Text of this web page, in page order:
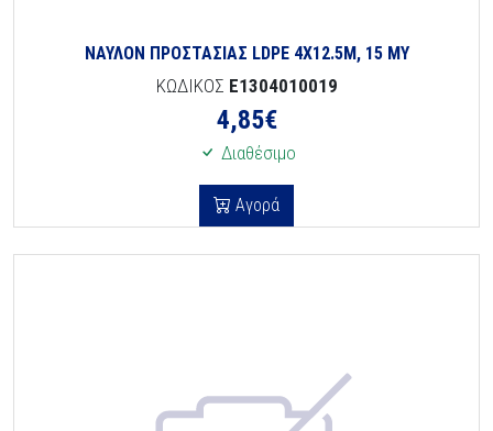
ΝΑΥΛΟΝ ΠΡΟΣΤΑΣΙΑΣ LDPE 4Χ12.5Μ, 15 ΜΥ
ΚΩΔΙΚΟΣ E1304010019
4,85€
Διαθέσιμο
Αγορά